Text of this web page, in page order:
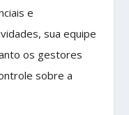
e
sua equipe
os gestores
sobre a